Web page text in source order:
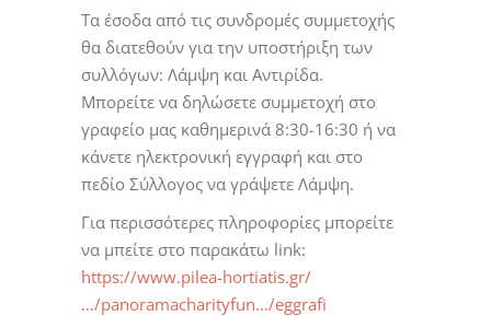
Τα έσοδα από τις συνδρομές συμμετοχής
θα διατεθούν για την υποστήριξη των
συλλόγων: Λάμψη και Αντιρίδα.
Μπορείτε να δηλώσετε συμμετοχή στο
γραφείο μας καθημερινά 8:30-16:30 ή να
κάνετε ηλεκτρονική εγγραφή και στο
πεδίο Σύλλογος να γράψετε Λάμψη.
Για περισσότερες πληροφορίες μπορείτε
να μπείτε στο παρακάτω link:
https://www.pilea-hortiatis.gr/
…/panoramacharityfun…/eggrafi